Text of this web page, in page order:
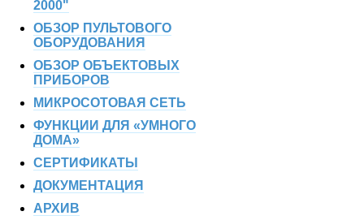
2000"
ОБЗОР ПУЛЬТОВОГО
ОБОРУДОВАНИЯ
ОБЗОР ОБЪЕКТОВЫХ
ПРИБОРОВ
МИКРОСОТОВАЯ СЕТЬ
ФУНКЦИИ ДЛЯ «УМНОГО
ДОМА»
СЕРТИФИКАТЫ
ДОКУМЕНТАЦИЯ
АРХИВ